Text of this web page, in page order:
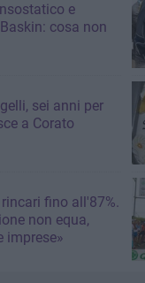
e
cosa non
sei anni per
a Corato
fino all'87%.
non equa,
imprese»